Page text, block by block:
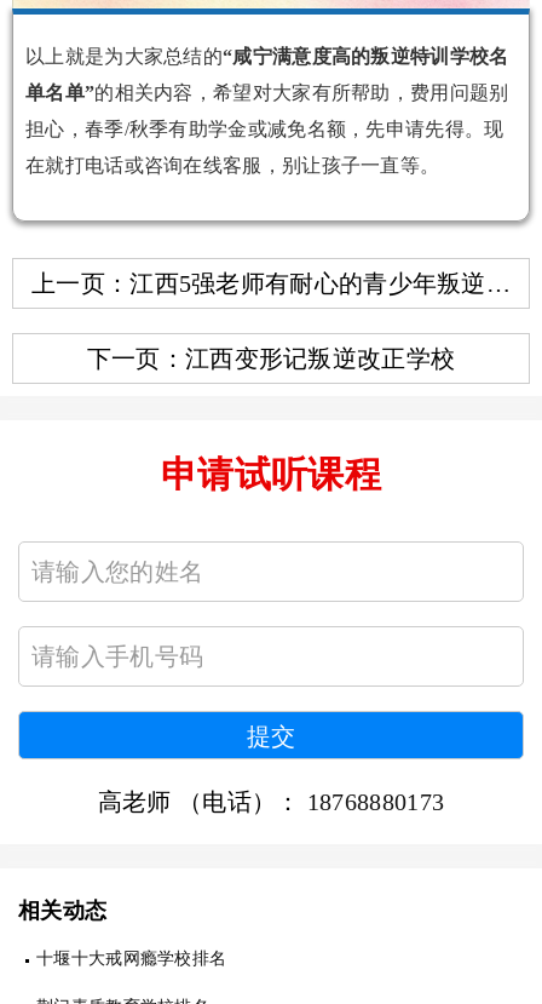
以上就是为大家总结的“咸宁满意度高的叛逆特训学校名
单名单”的相关内容，希望对大家有所帮助，费用问题别
担心，春季/秋季有助学金或减免名额，先申请先得。现
在就打电话或咨询在线客服，别让孩子一直等。
上一页：江西5强老师有耐心的青少年叛逆心
下一页：江西变形记叛逆改正学校
申请试听课程
高老师 （电话）： 18768880173
相关动态
十堰十大戒网瘾学校排名